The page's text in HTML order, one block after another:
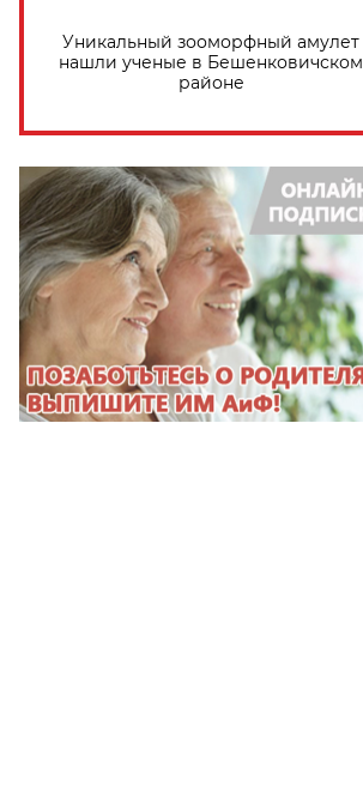
Уникальный зооморфный амулет
нашли ученые в Бешенковичском
районе